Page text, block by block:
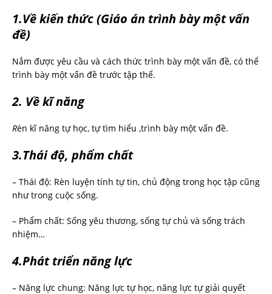
1.Về kiến thức(Giáo án trình bày một vấn
đề)
Nắm được yêu cầu và cách thức trình bày một vấn đề, có thể
trình bày một vấn đề trước tập thể.
2. Về kĩ năng
Rèn kĩ năng tự học, tự tìm hiểu ,trình bày một vấn đề.
3.Thái độ, phẩm chất
– Thái độ: Rèn luyện tính tự tin, chủ động trong học tập cũng
như trong cuộc sống.
– Phẩm chất: Sống yêu thương, sống tự chủ và sống trách
nhiệm…
4.Phát triển năng lực
– Năng lực chung: Năng lực tự học, năng lực tự giải quyết